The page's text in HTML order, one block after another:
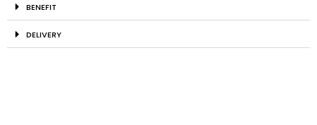
BENEFIT
DELIVERY